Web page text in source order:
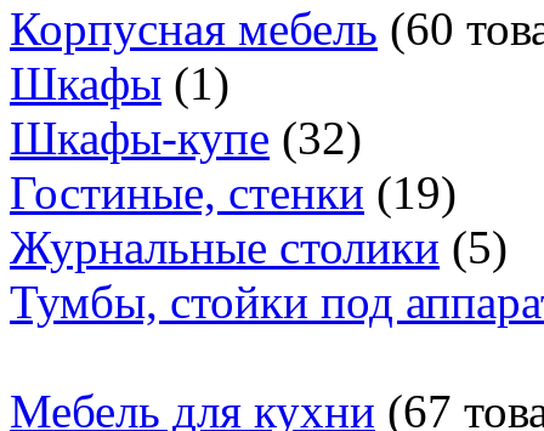
Корпусная мебель (60
Шкафы (1)
Шкафы-купе (32)
Гостиные, стенки (19)
Журнальные столики (5)
Тумбы, стойки под
Мебель для кухни (67